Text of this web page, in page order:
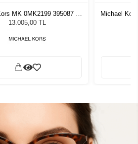
MK 0MK2199 395087 55
Güneş Gözlüğü
13.005,00 TL
Michael